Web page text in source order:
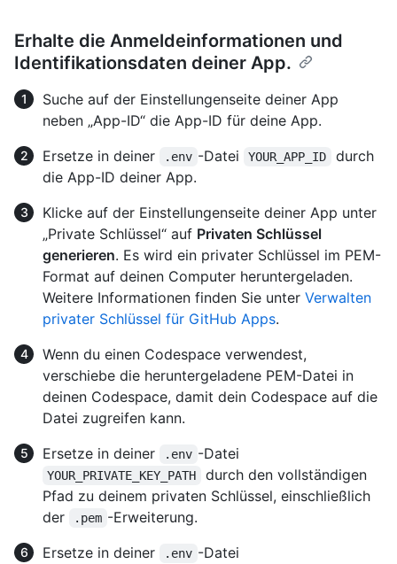
Erhalte die Anmeldeinformationen und
Identifikationsdaten deiner App.
Suche auf der Einstellungenseite deiner App
neben „App-ID“ die App-ID für deine App.
Ersetze in deiner
.env -Datei YOUR_APP_ID
durch
die App-ID deiner App.
Klicke auf der Einstellungenseite deiner App unter
„Private Schlüssel“ auf Privaten Schlüssel
generieren. Es wird ein privater Schlüssel im PEM-
Format auf deinen Computer heruntergeladen.
Weitere Informationen finden Sie unter Verwalten
privater Schlüssel für GitHub Apps.
Wenn du einen Codespace verwendest,
verschiebe die heruntergeladene PEM-Datei in
deinen Codespace, damit dein Codespace auf die
Datei zugreifen kann.
Ersetze in deiner
.env -Datei
YOUR_PRIVATE_KEY_PATH
durch den vollständigen
Pfad zu deinem privaten Schlüssel, einschließlich
der
.pem -Erweiterung.
Ersetze in deiner
.env -Datei